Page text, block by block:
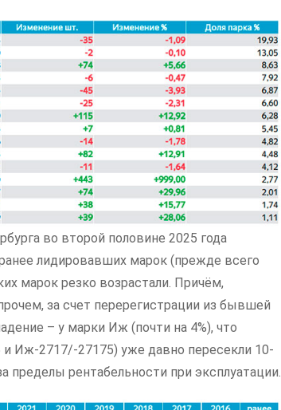
во второй половине 2025 года
лидировавших марок (прежде всего
марок резко возрастали. Причём,
за счет перерегистрации из бывшей
– у марки Иж (почти на 4%), что
Иж-2717/-27175) уже давно пересекли 10-
рентабельности при эксплуатации.